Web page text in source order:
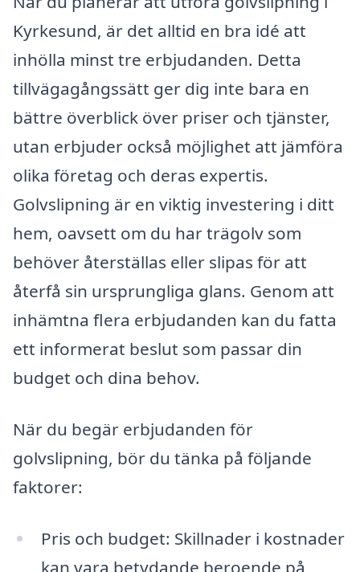
Kyrkesund, är det alltid en bra idé att
inhölla minst tre erbjudanden. Detta
tillvägagångssätt ger dig inte bara en
bättre överblick över priser och tjänster,
utan erbjuder också möjlighet att jämföra
olika företag och deras expertis.
Golvslipning är en viktig investering i ditt
hem, oavsett om du har trägolv som
behöver återställas eller slipas för att
återfå sin ursprungliga glans. Genom att
inhämtna flera erbjudanden kan du fatta
ett informerat beslut som passar din
budget och dina behov.
När du begär erbjudanden för
golvslipning, bör du tänka på följande
faktorer:
Pris och budget: Skillnader i kostnader
kan vara betydande beroende på